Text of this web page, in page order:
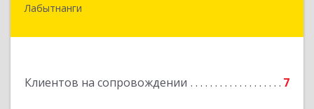
Лабытнанги
Клиентов на сопровождении 7
629400, Ямало-Ненецкий АО, Лабытнанги г,